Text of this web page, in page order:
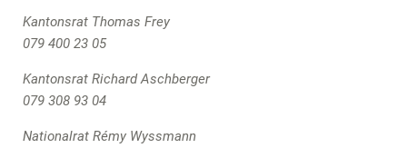
Kantonsrat Thomas Frey
079 400 23 05
Kantonsrat Richard Aschberger
079 308 93 04
Nationalrat Rémy Wyssmann